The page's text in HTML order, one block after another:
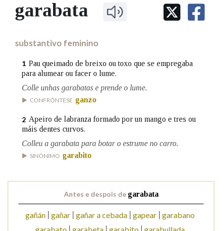
IDENTIDADE CORPORATIVA
MARCIAL DEL ADALID
FIGURAS HOMENAXEADAS
PORTAL DAS PALABRAS
Facebook
TwitterYoutubeInstagram
Bluesky
BUSCAR NOS LEMAS
Remata por
BUSCAR NO CONTIDO
Nos exemplos
garabata
substantivo feminino
1 Pau queimado de breixo ou toxo que se empregaba
para alumear ou facer o lume.
Colle unhas garabatas e prende o lume.
CONFRÓNTESE ganzo
2 Apeiro de labranza formado por un mango e tres ou
máis dentes curvos.
Colleu a garabata para botar o estrume no carro.
SINÓNIMO garabito
Antes e despois degarabata
gañán gañar gañar a cebada gapear
garabano